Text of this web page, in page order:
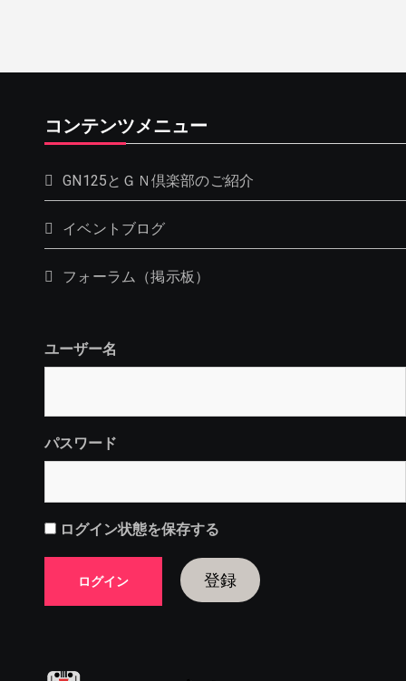
コンテンツメニュー
GN125とＧＮ倶楽部のご紹介
イベントブログ
フォーラム（掲示板）
ユーザー名
パスワード
ログイン状態を保存する
登録